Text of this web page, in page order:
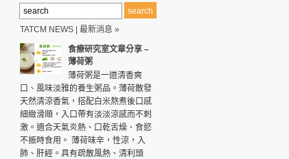
TATCM NEWS | 最新消息 »
食療研究室文章分享 –
薄荷粥
薄荷粥是一道清香爽
口、風味淡雅的養生粥品。薄荷散發
天然清涼香氣，搭配白米熬煮後口感
細緻滑順，入口帶有淡淡涼感而不刺
激。適合天氣炎熱、口乾舌燥、食慾
不振時食用。 薄荷味辛，性涼，入
肺、肝經。具有疏散風熱、清利頭